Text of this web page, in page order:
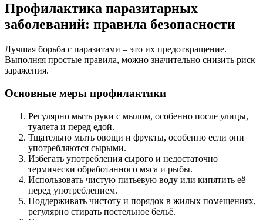
Профилактика паразитарных
заболеваний: правила безопасности
Лучшая борьба с паразитами – это их предотвращение.
Выполняя простые правила, можно значительно снизить риск
заражения.
Основные меры профилактики
Регулярно мыть руки с мылом, особенно после улицы,
туалета и перед едой.
Тщательно мыть овощи и фрукты, особенно если они
употребляются сырыми.
Избегать употребления сырого и недостаточно
термически обработанного мяса и рыбы.
Использовать чистую питьевую воду или кипятить её
перед употреблением.
Поддерживать чистоту и порядок в жилых помещениях,
регулярно стирать постельное бельё.